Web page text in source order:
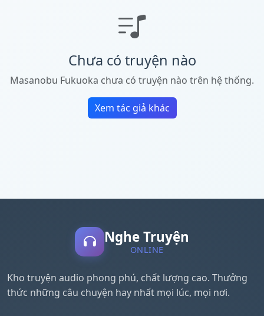
Chưa có truyện nào
Masanobu Fukuoka chưa có truyện nào trên hệ thống.
Xem tác giả khác
Nghe Truyện
ONLINE
Kho truyện audio phong phú, chất lượng cao. Thưởng
thức những câu chuyện hay nhất mọi lúc, mọi nơi.